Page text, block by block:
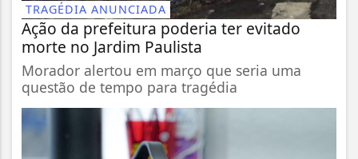
TRAGÉDIA ANUNCIADA
Ação da prefeitura poderia ter evitado
morte no Jardim Paulista
Morador alertou em março que seria uma
questão de tempo para tragédia